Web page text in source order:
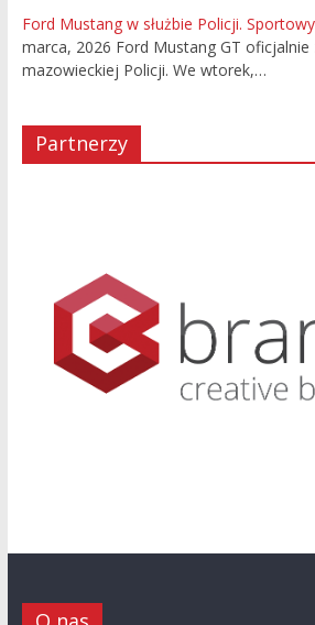
Ford Mustang w służbie Policji.
marca, 2026 Ford Mustang GT oficjalnie
mazowieckiej Policji. We wtorek,…
Partnerzy